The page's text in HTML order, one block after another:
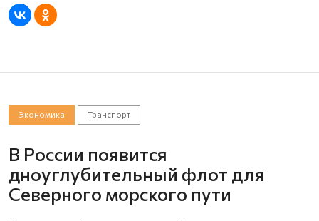
Экономика Транспорт
В России появится
дноуглубительный флот для
Северного морского пути